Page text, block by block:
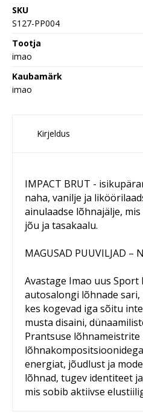
SKU
S127-PP004
Tootja
imao
Kaubamärk
imao
Kirjeldus
IMPACT BRUT -
naha, vanilje ja
ainulaadse lõhnajälje,
jõu ja tasakaalu.
MAGUSAD PUUVILJAD –
Avastage Imao uus
autosalongi lõhnade sari,
kes kogevad iga sõitu
musta disaini,
Prantsuse lõhnameistrite
energiat, jõudlust ja
lõhnad, tugev identiteet
mis sobib aktiivse